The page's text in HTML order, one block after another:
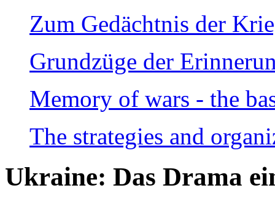
Zum Gedächtnis der
Grundzüge der
Memory of wars - the
The strategies and
Ukraine: Das Drama